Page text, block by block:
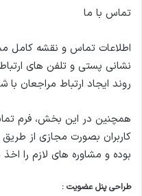
تماس با ما
اطلاعات تماس و نقشه کامل
نشانی پستی و تلفن های
روند ایجاد ارتباط مراجعان
همچنین در این بخش، فرم
کاربران بصورت مجازی از طریق
بوده و مشاوره های لازم را اخذ
طراحی پنل عضویت :